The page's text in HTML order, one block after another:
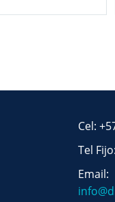
Cel:
Tel
Email: